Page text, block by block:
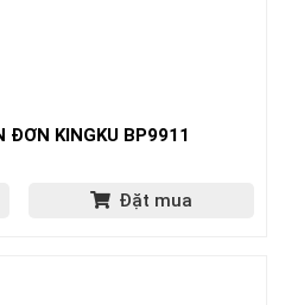
ĐƠN KINGKU BP9911
Đặt mua